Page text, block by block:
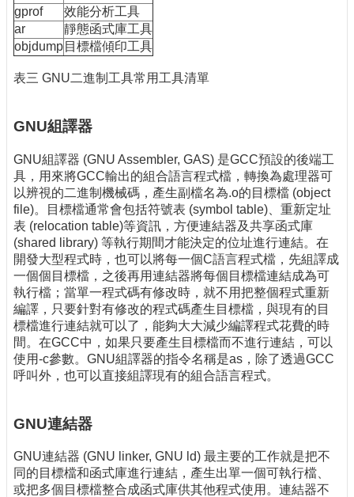
gprof
效能分析工具
ar
靜態函式庫工具
objdump 目標檔傾印工具
表三 GNU二進制工具常用工具清單
GNU組譯器
GNU組譯器 (GNU Assembler, GAS) 是GCC預設的後端工
具，用來將GCC輸出的組合語言程式檔，轉換為處理器可
以辨視的二進制機械碼，產生副檔名為.o的目標檔 (object
file)。目標檔通常會包括符號表 (symbol table)、重新定址
表 (relocation table)等資訊，方便連結器及共享函式庫
(shared library) 等執行期間才能決定的位址進行連結。在
開發大型程式時，也可以將每一個C語言程式檔，先組譯成
一個個目標檔，之後再用連結器將每個目標檔連結成為可
執行檔；當單一程式碼有修改時，就不用把整個程式重新
編譯，只要針對有修改的程式碼產生目標檔，與現有的目
標檔進行連結就可以了，能夠大大減少編譯程式花費的時
間。在GCC中，如果只要產生目標檔而不進行連結，可以
使用-c參數。GNU組譯器的指令名稱是as，除了透過GCC
呼叫外，也可以直接組譯現有的組合語言程式。
GNU連結器
GNU連結器 (GNU linker, GNU ld) 最主要的工作就是把不
同的目標檔和函式庫進行連結，產生出單一個可執行檔、
或把多個目標檔整合成函式庫供其他程式使用。連結器不